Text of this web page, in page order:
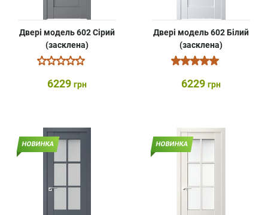
Двері модель 602 Сірий
(засклена)
6229 грн
Двері модель 602 Білий
(засклена)
6229 грн
НОВИНКА НОВИНКА